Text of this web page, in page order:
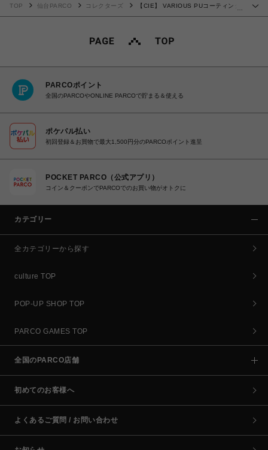
…
TOP 仙台PARCO コレクターズ
【CIE】 VARIOUS PUコーティング
PARCOポイント
全国のPARCOやONLINE PARCOで貯まる＆使える
ポケパル払い
初回登録＆お買物で最大1,500円分のPARCOポイント進呈
POCKET PARCO（公式アプリ）
コイン＆クーポンでPARCOでのお買い物がオトクに
カテゴリー
全カテゴリーから探す
culture TOP
POP-UP SHOP TOP
PARCO GAMES TOP
全国のPARCO店舗
初めてのお客様へ
よくあるご質問 / お問い合わせ